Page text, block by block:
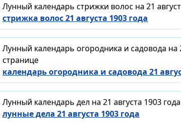
Лунный календарь стрижки волос на 21
стрижка волос 21 августа 1903 года
Лунный календарь огородника и садовода
странице
календарь огородника и садовода 21
Лунный календарь дел на 21 августа 1903
лунные дела 21 августа 1903 года